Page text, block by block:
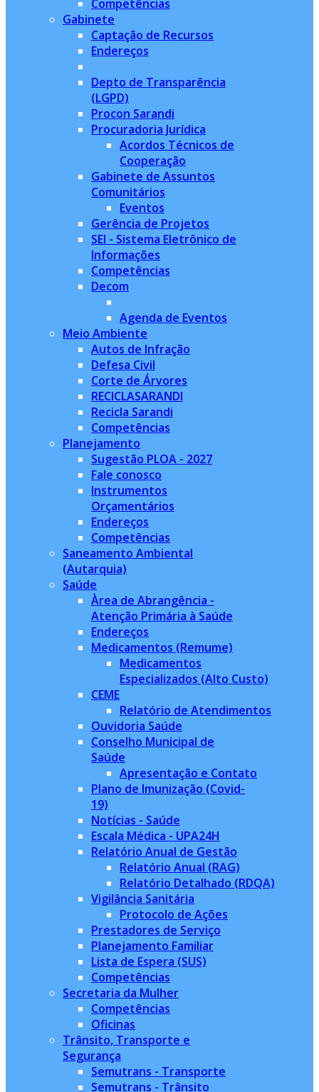
Competências
Gabinete
Captação de Recursos
Endereços
Depto de Transparência
(LGPD)
Procon Sarandi
Procuradoria Jurídica
Acordos Técnicos de
Cooperação
Gabinete de Assuntos
Comunitários
Eventos
Gerência de Projetos
SEI - Sistema Eletrônico de
Informações
Competências
Decom
Agenda de Eventos
Meio Ambiente
Autos de Infração
Defesa Civil
Corte de Árvores
RECICLASARANDI
Recicla Sarandi
Competências
Planejamento
Sugestão PLOA - 2027
Fale conosco
Instrumentos
Orçamentários
Endereços
Competências
Saneamento Ambiental
(Autarquia)
Saúde
Àrea de Abrangência -
Atenção Primária à Saúde
Endereços
Medicamentos (Remume)
Medicamentos
Especializados (Alto Custo)
CEME
Relatório de Atendimentos
Ouvidoria Saúde
Conselho Municipal de
Saúde
Apresentação e Contato
Plano de Imunização (Covid-
19)
Notícias - Saúde
Escala Médica - UPA24H
Relatório Anual de Gestão
Relatório Anual (RAG)
Relatório Detalhado (RDQA)
Vigilância Sanitária
Protocolo de Ações
Prestadores de Serviço
Planejamento Familiar
Lista de Espera (SUS)
Competências
Secretaria da Mulher
Competências
Oficinas
Trânsito, Transporte e
Segurança
Semutrans - Transporte
Semutrans - Trânsito